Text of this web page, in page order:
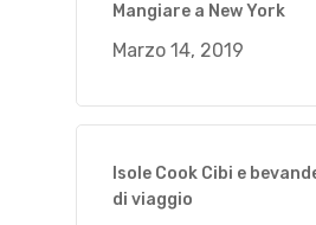
Mangiare a New York
Marzo 14, 2019
Isole Cook Cibi e
di viaggio